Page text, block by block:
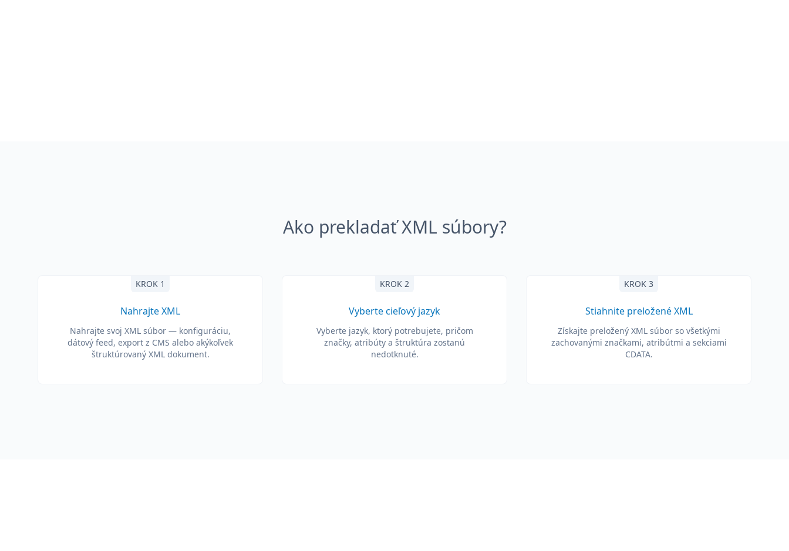
Ako prekladať XML súbory?
KROK 1
Nahrajte XML
Nahrajte svoj XML súbor — konfiguráciu,
dátový feed, export z CMS alebo akýkoľvek
štruktúrovaný XML dokument.
KROK 2
Vyberte cieľový jazyk
Vyberte jazyk, ktorý potrebujete, pričom
značky, atribúty a štruktúra zostanú
nedotknuté.
KROK 3
Stiahnite preložené XML
Získajte preložený XML súbor so všetkými
zachovanými značkami, atribútmi a sekciami
CDATA.